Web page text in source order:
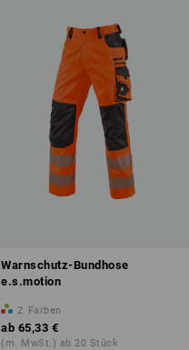
Warnschutz-Bundhose
e.s.motion
2 Farben
ab 65,33 €
(m. MwSt.) ab 20 Stück